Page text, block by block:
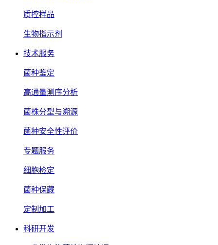
质控样品
生物指示剂
技术服务
菌种鉴定
高通量测序分析
菌株分型与溯源
菌种安全性评价
专题服务
细胞检定
菌种保藏
定制加工
科研开发